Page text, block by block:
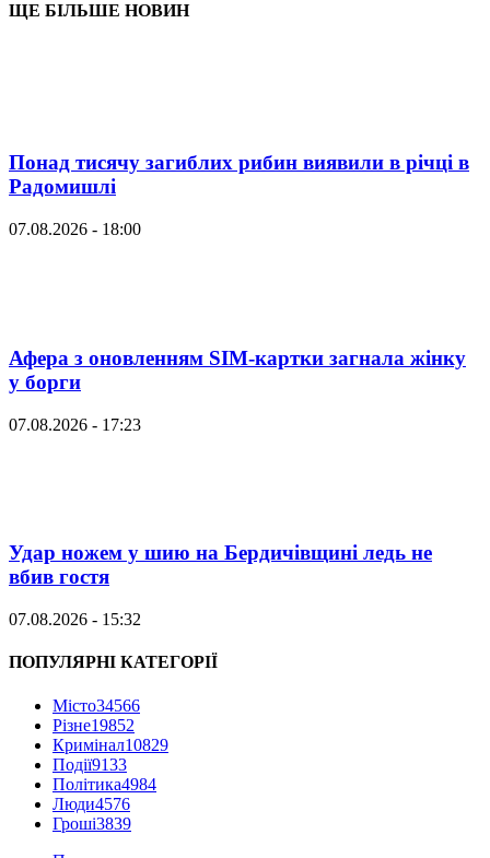
ЩЕ БІЛЬШЕ НОВИН
Понад тисячу загиблих рибин виявили в річці в
Радомишлі
07.08.2026 - 18:00
Афера з оновленням SIM-картки загнала жінку
у борги
07.08.2026 - 17:23
Удар ножем у шию на Бердичівщині ледь не
вбив гостя
07.08.2026 - 15:32
ПОПУЛЯРНІ КАТЕГОРІЇ
Місто34566
Різне19852
Кримінал10829
Події9133
Політика4984
Люди4576
Гроші3839